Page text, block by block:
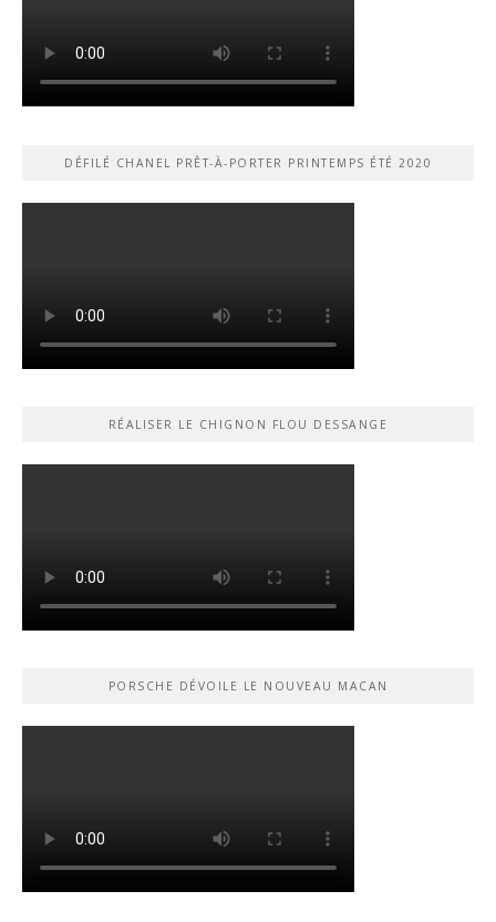
DÉFILÉ CHANEL PRÊT-À-PORTER PRINTEMPS ÉTÉ 2020
RÉALISER LE CHIGNON FLOU DESSANGE
PORSCHE DÉVOILE LE NOUVEAU MACAN